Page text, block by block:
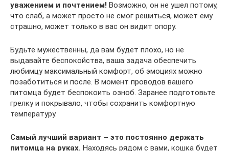
уважением и почтением! Возможно, он не ушел потому,
что слаб, а может просто не смог решиться, может ему
страшно, может только в вас он видит опору.
Будьте мужественны, да вам будет плохо, но не
выдавайте беспокойства, ваша задача обеспечить
любимцу максимальный комфорт, об эмоциях можно
позаботиться и после. В момент проводов вашего
питомца будет беспокоить озноб. Заранее подготовьте
грелку и покрывало, чтобы сохранить комфортную
температуру.
Самый лучший вариант – это постоянно держать
питомца на руках. Находясь рядом с вами, кошка будет